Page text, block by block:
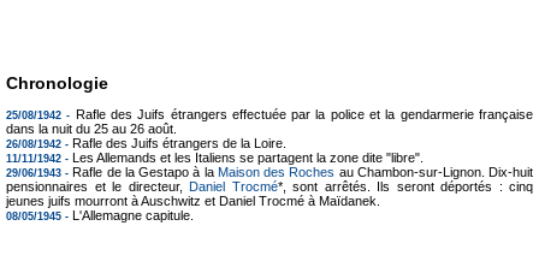
Chronologie
25/08/1942 - Rafle des Juifs étrangers effectuée par la police et la gendarmerie française
dans la nuit du 25 au 26 août.
26/08/1942 - Rafle des Juifs étrangers de la Loire.
11/11/1942 - Les Allemands et les Italiens se partagent la zone dite "libre".
29/06/1943 - Rafle de la Gestapo à la Maison des Roches au Chambon-sur-Lignon. Dix-huit
pensionnaires et le directeur, Daniel Trocmé*, sont arrêtés. Ils seront déportés : cinq
jeunes juifs mourront à Auschwitz et Daniel Trocmé à Maïdanek.
08/05/1945 - L'Allemagne capitule.